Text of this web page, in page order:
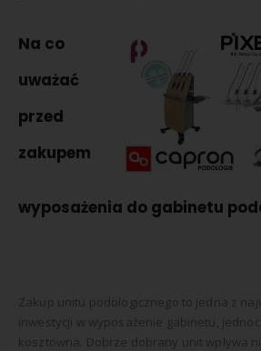
Na co
uważać
przed
zakupem
wyposażenia do gabinetu
Zakup unitu podologicznego to jedna z
inwestycji w wyposażenie gabinetu,
kosztowna. Dobrze dobrany unit wpływa